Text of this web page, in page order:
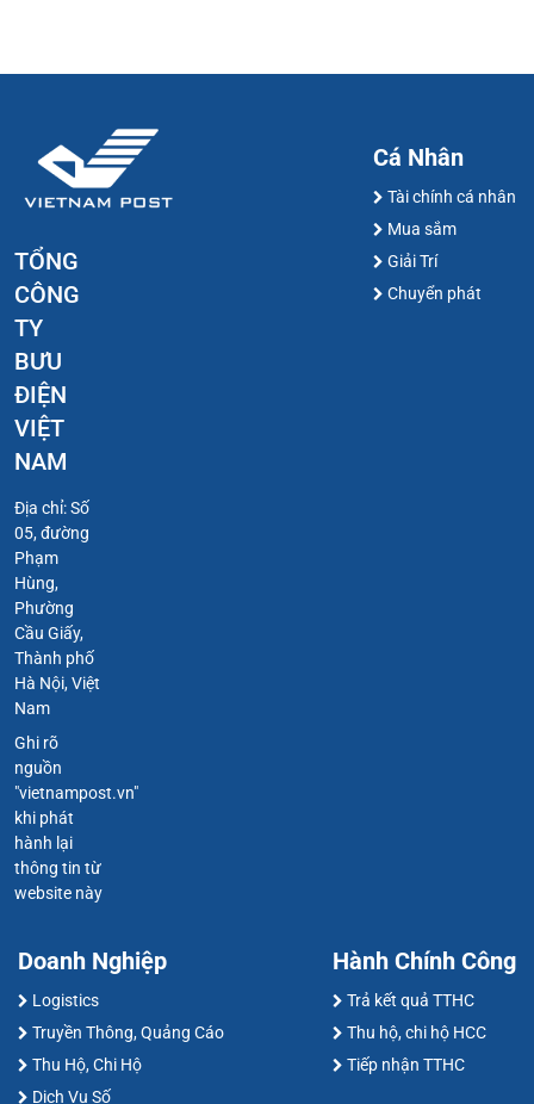
TỔNG
CÔNG
TY
BƯU
ĐIỆN
VIỆT
NAM
Địa chỉ: Số
05, đường
Phạm
Hùng,
Phường
Cầu Giấy,
Thành phố
Hà Nội, Việt
Nam
Ghi rõ
nguồn
"vietnampost.vn"
khi phát
hành lại
thông tin từ
website này
Cá Nhân
Tài chính cá nhân
Mua sắm
Giải Trí
Chuyển phát
Doanh Nghiệp
Logistics
Truyền Thông, Quảng Cáo
Thu Hộ, Chi Hộ
Dịch Vụ Số
Hành Chính Công
Trả kết quả TTHC
Thu hộ, chi hộ HCC
Tiếp nhận TTHC